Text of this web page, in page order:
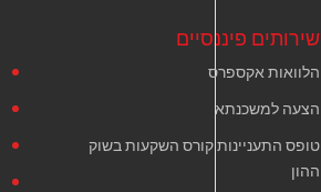
שירותים פיננסיים
הלוואות אקספרס
הצעה למשכנתא
טופס התעניינות קורס השקעות בשוק
ההון